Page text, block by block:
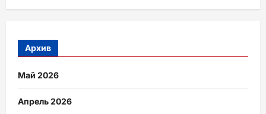
Архив
Май 2026
Апрель 2026